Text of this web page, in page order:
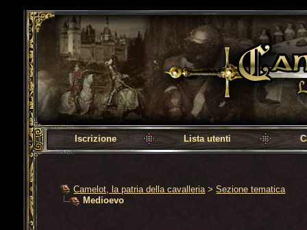
Camelot, la patria della cavalleria
Iscrizione Lista utenti
Camelot, la patria della cavalleria >Sezione tematica
Medioevo